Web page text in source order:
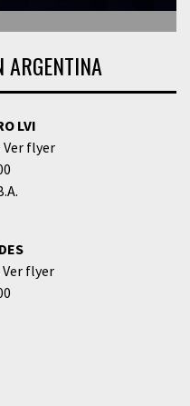
ARGENTINA
LVI
Ver flyer
flyer